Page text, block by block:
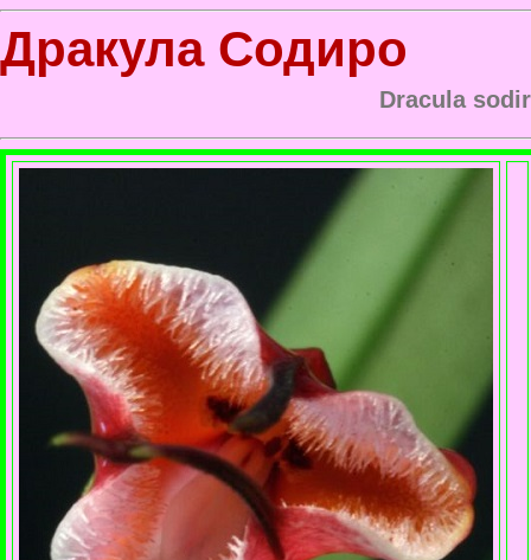
Дракула Содиро
Dracula